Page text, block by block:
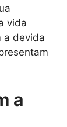
vida
a devida
a